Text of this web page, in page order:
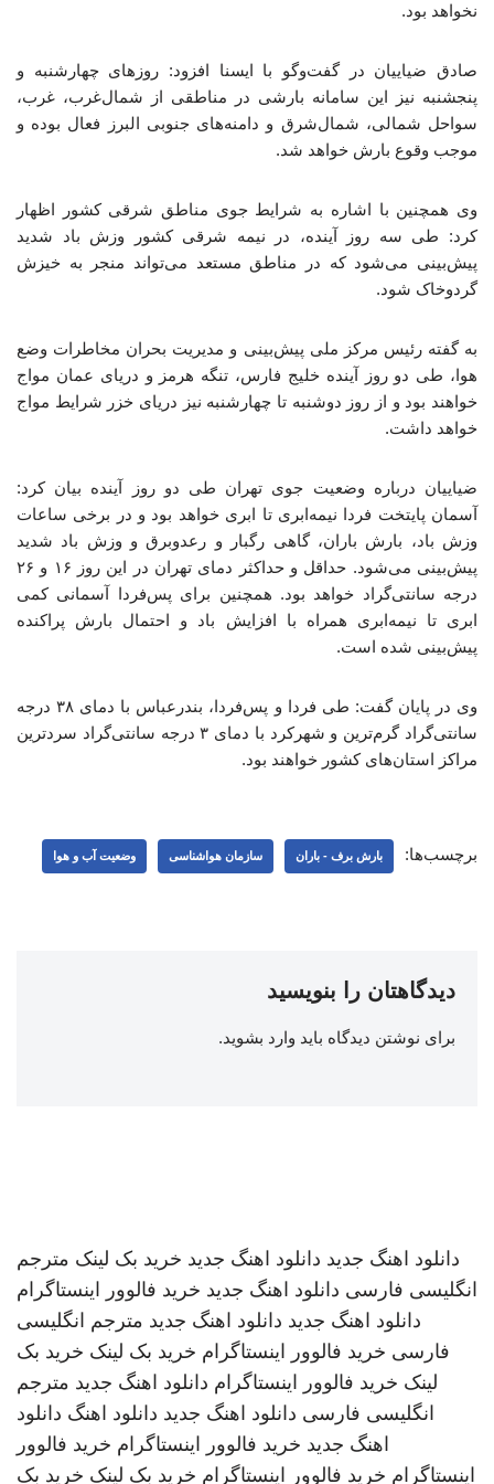
نخواهد بود.
صادق ضیاییان در گفت‌وگو با ایسنا افزود: روزهای چهارشنبه و
پنجشنبه نیز این سامانه بارشی در مناطقی از شمال‌غرب، غرب،
سواحل شمالی، شمال‌شرق و دامنه‌های جنوبی البرز فعال بوده و
موجب وقوع بارش خواهد شد.
وی همچنین با اشاره به شرایط جوی مناطق شرقی کشور اظهار
کرد: طی سه روز آینده، در نیمه شرقی کشور وزش باد شدید
پیش‌بینی می‌شود که در مناطق مستعد می‌تواند منجر به خیزش
گردوخاک شود.
به گفته رئیس مرکز ملی پیش‌بینی و مدیریت بحران مخاطرات وضع
هوا، طی دو روز آینده خلیج فارس، تنگه هرمز و دریای عمان مواج
خواهند بود و از روز دوشنبه تا چهارشنبه نیز دریای خزر شرایط مواج
خواهد داشت.
ضیاییان درباره وضعیت جوی تهران طی دو روز آینده بیان کرد:
آسمان پایتخت فردا نیمه‌ابری تا ابری خواهد بود و در برخی ساعات
وزش باد، بارش باران، گاهی رگبار و رعدوبرق و وزش باد شدید
پیش‌بینی می‌شود. حداقل و حداکثر دمای تهران در این روز ۱۶ و ۲۶
درجه سانتی‌گراد خواهد بود. همچنین برای پس‌فردا آسمانی کمی
ابری تا نیمه‌ابری همراه با افزایش باد و احتمال بارش پراکنده
پیش‌بینی شده است.
وی در پایان گفت: طی فردا و پس‌فردا، بندرعباس با دمای ۳۸ درجه
سانتی‌گراد گرم‌ترین و شهرکرد با دمای ۳ درجه سانتی‌گراد سردترین
مراکز استان‌های کشور خواهند بود.
برچسب‌ها: بارش برف - باران سازمان هواشناسی وضعیت آب و هوا
دیدگاهتان را بنویسید
برای نوشتن دیدگاه باید وارد بشوید.
دانلود اهنگ جدید دانلود اهنگ جدید خرید بک لینک مترجم
انگلیسی فارسی دانلود اهنگ جدید خرید فالوور اینستاگرام
دانلود اهنگ جدید دانلود اهنگ جدید مترجم انگلیسی
فارسی خرید فالوور اینستاگرام خرید بک لینک خرید بک
لینک خرید فالوور اینستاگرام دانلود اهنگ جدید مترجم
انگلیسی فارسی دانلود اهنگ جدید دانلود اهنگ دانلود
اهنگ جدید خرید فالوور اینستاگرام خرید فالوور
اینستاگرام خرید فالوور اینستاگرام خرید بک لینک خرید بک